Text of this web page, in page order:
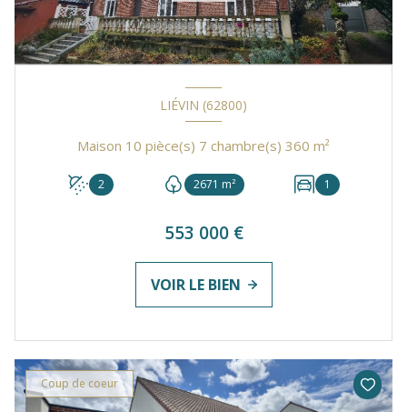
LIÉVIN (62800)
Maison 10 pièce(s) 7 chambre(s) 360 m²
2 2671 m² 1
553 000 €
VOIR LE BIEN
Coup de coeur